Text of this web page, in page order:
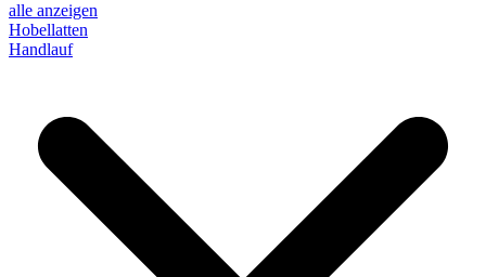
alle anzeigen
Hobellatten
Handlauf